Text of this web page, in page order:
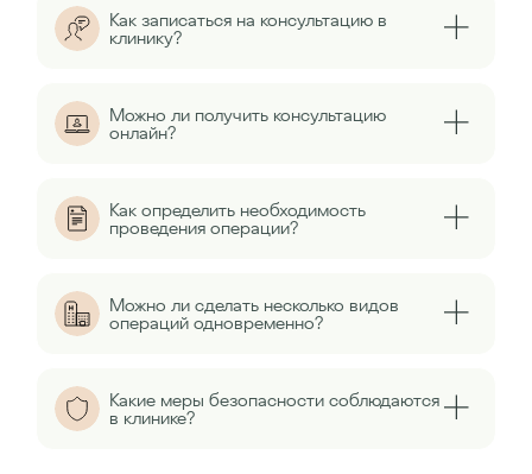
Как записаться на консультацию в
клинику?
Можно ли получить консультацию
онлайн?
Как определить необходимость
проведения операции?
Можно ли сделать несколько видов
операций одновременно?
Какие меры безопасности соблюдаются
в клинике?